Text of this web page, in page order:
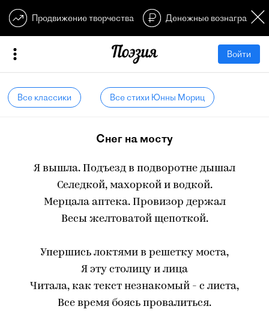
Продвижение творчества Денежные
Войти
Все классики Все стихи Юнны Мориц
Снег на мосту
Я вышла. Подъезд в подворотне дышал
Селедкой, махоркой и водкой.
Мерцала аптека. Провизор держал
Весы желтоватой щепоткой.
Упершись локтями в решетку моста,
Я эту столицу и лица
Читала, как текст незнакомый - с листа,
Все время боясь провалиться.